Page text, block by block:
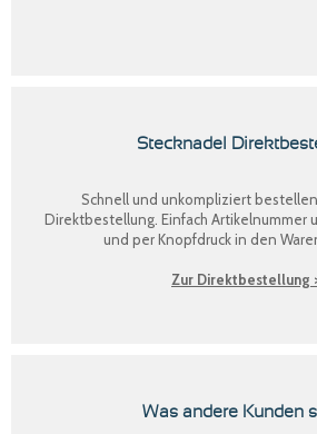
Stecknadel
Schnell und unkompliziert
Direktbestellung . Einfach
und per Knopfdruck in den
Zur Direktbestellung
Was andere Kunden